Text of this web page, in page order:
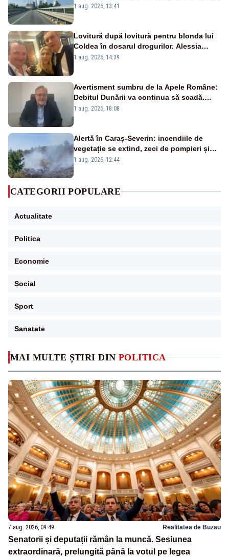
MAI MULTE ȘTIRI DIN POLITICA
7 aug. 2026, 09:49 Realitatea de Buzau
Senatorii și deputații rămân la muncă. Sesiunea
extraordinară, prelungită până la votul pe legea
de la Rovinari
1 aug. 2026, 13:41
Lovitură după lovitură pentru blonda lui
Coldea în dosarul drogurilor. Alessia
Păcuraru explică decizia magistraților
1 aug. 2026, 14:39
Avertisment sumbru de la Apele Române:
Debitul Dunării va continua să scadă.
Cernavodă s-ar putea închide în 4 zile
1 aug. 2026, 18:08
Alertă în Caraș-Severin: incendiile de
vegetație se extind, zeci de pompieri și
silvicultori se luptă cu flăcările - VIDEO
1 aug. 2026, 12:44
CATEGORII POPULARE
Actualitate
Politica
Economie
Social
Sport
Sanatate